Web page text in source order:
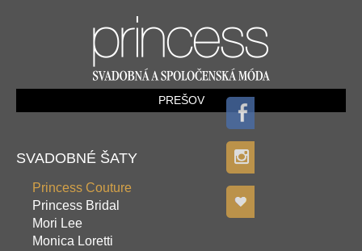
PREŠOV
SVADOBNÉ ŠATY
Princess Couture
Princess Bridal
Mori Lee
Monica Loretti